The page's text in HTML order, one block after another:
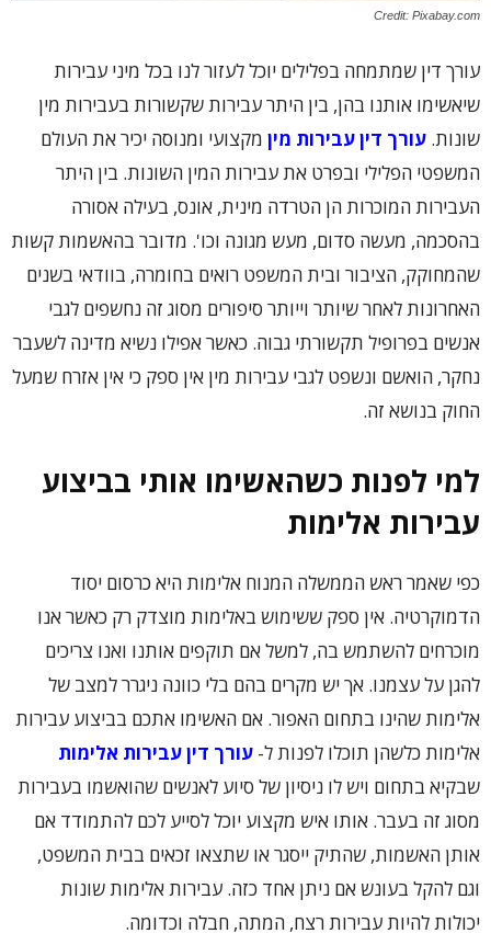
Credit: Pixabay.com
עורך דין שמתמחה בפלילים יוכל לעזור לנו בכל מיני עבירות
שיאשימו אותנו בהן, בין היתר עבירות שקשורות בעבירות מין
שונות. עורך דין עבירות מין מקצועי ומנוסה יכיר את העולם
המשפטי הפלילי ובפרט את עבירות המין השונות. בין היתר
העבירות המוכרות הן הטרדה מינית, אונס, בעילה אסורה
בהסכמה, מעשה סדום, מעש מגונה וכו'. מדובר בהאשמות קשות
שהמחוקק, הציבור ובית המשפט רואים בחומרה, בוודאי בשנים
האחרונות לאחר שיותר וייותר סיפורים מסוג זה נחשפים לגבי
אנשים בפרופיל תקשורתי גבוה. כאשר אפילו נשיא מדינה לשעבר
נחקר, הואשם ונשפט לגבי עבירות מין אין ספק כי אין אזרח שמעל
החוק בנושא זה.
למי לפנות כשהאשימו אותי בביצוע
עבירות אלימות
כפי שאמר ראש הממשלה המנוח אלימות היא כרסום יסוד
הדמוקרטיה. אין ספק ששימוש באלימות מוצדק רק כאשר אנו
מוכרחים להשתמש בה, למשל אם תוקפים אותנו ואנו צריכים
להגן על עצמנו. אך יש מקרים בהם בלי כוונה ניגרר למצב של
אלימות שהינו בתחום האפור. אם האשימו אתכם בביצוע עבירות
אלימות כלשהן תוכלו לפנות ל- עורך דין עבירות אלימות
שבקיא בתחום ויש לו ניסיון של סיוע לאנשים שהואשמו בעבירות
מסוג זה בעבר. אותו איש מקצוע יוכל לסייע לכם להתמודד אם
אותן האשמות, שהתיק ייסגר או שתצאו זכאים בבית המשפט,
וגם להקל בעונש אם ניתן אחד כזה. עבירות אלימות שונות
יכולות להיות עבירות רצח, המתה, חבלה וכדומה.